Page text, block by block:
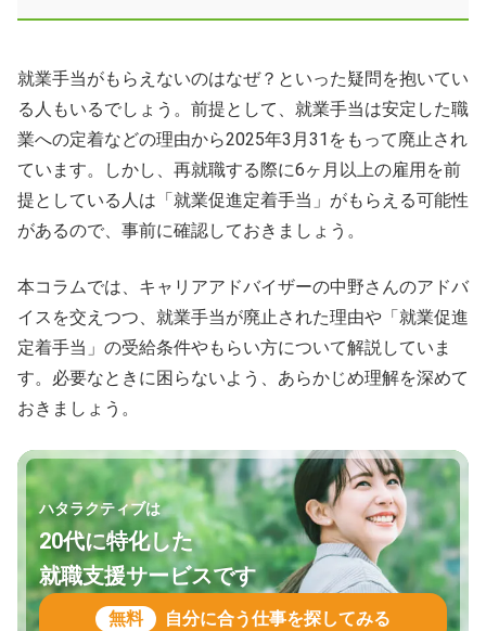
就業手当がもらえないのはなぜ？といった疑問を抱いてい
る人もいるでしょう。前提として、就業手当は安定した職
業への定着などの理由から2025年3月31をもって廃止され
ています。しかし、再就職する際に6ヶ月以上の雇用を前
提としている人は「就業促進定着手当」がもらえる可能性
があるので、事前に確認しておきましょう。
本コラムでは、キャリアアドバイザーの中野さんのアドバ
イスを交えつつ、就業手当が廃止された理由や「就業促進
定着手当」の受給条件やもらい方について解説していま
す。必要なときに困らないよう、あらかじめ理解を深めて
おきましょう。
ハタラクティブは
20代に特化した
就職支援サービスです
無料 自分に合う仕事を探してみる